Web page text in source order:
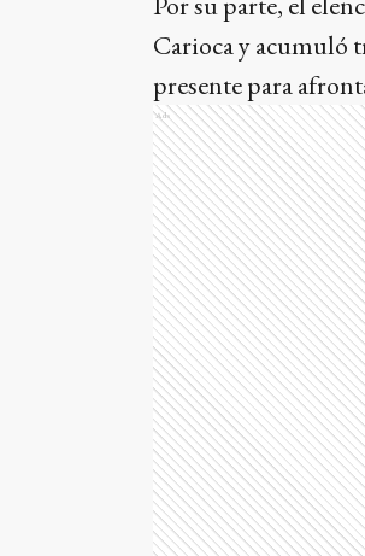
Carioca y acumuló
presente para
Ads